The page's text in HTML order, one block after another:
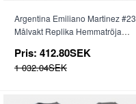
Argentina Emiliano Martinez #23
Målvakt Replika Hemmatröja
byxor)
Pris: 412.80SEK
1 032.04SEK